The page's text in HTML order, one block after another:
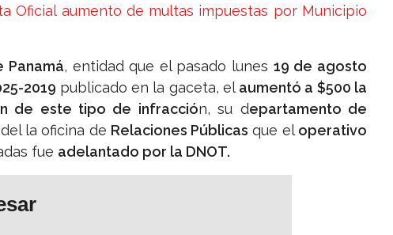
Oficial aumento de multas impuestas por Municipio
Panamá, entidad que el pasado lunes 19 de agosto
2019 publicado en la gaceta, elaumentó a $500 la
de este tipo de infracción, su departamento de
la oficina de Relaciones Públicas que eloperativo
fue adelantado por la DNOT.